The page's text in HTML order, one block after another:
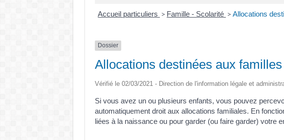
Accueil particuliers > Famille - Scolarité > Allocations
Dossier
Allocations destinées aux familles
Vérifié le 02/03/2021 - Direction de l'information légale et
Si vous avez un ou plusieurs enfants, vous pouvez
automatiquement droit aux allocations familiales. En
liées à la naissance ou pour garder (ou faire garder) votre